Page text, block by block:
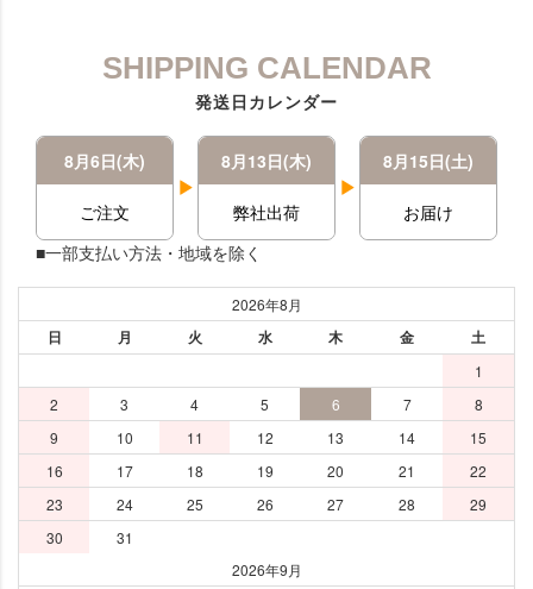
SHIPPING CALENDAR
発送日カレンダー